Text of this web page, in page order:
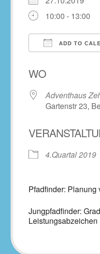
10:00 - 13:00
ADD TO
WO
Adventhaus
Gartenstr 23,
4.Quartal 2019
Pfadfinder: Planung
Jungpfadfinder:
Leistungsabzeichen